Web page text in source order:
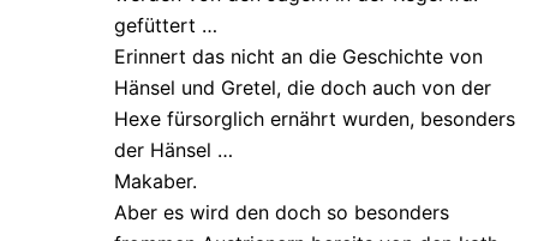
gefüttert …
Erinnert das nicht an die Geschichte von
Hänsel und Gretel, die doch auch von der
Hexe fürsorglich ernährt wurden, besonders
der Hänsel …
Makaber.
Aber es wird den doch so besonders